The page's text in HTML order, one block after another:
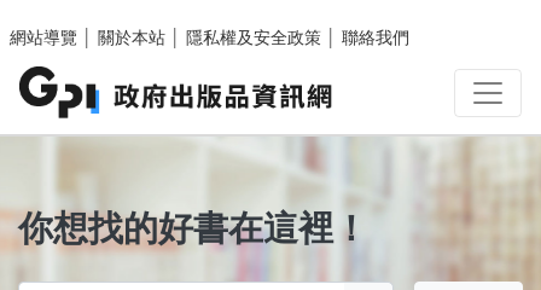
網站導覽
關於本站 隱私權及安全政策 聯絡我們
你想找的好書在這裡！